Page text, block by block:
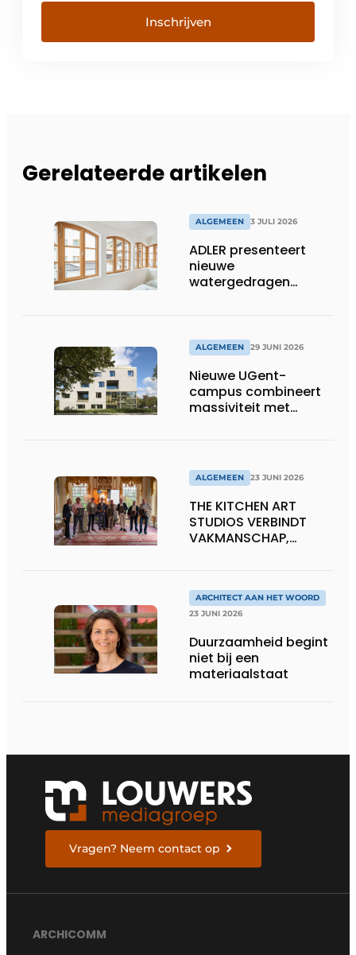
Inschrijven
Gerelateerde artikelen
ALGEMEEN 3 JULI 2026
ADLER presenteert
nieuwe
watergedragen
ALGEMEEN 29 JUNI 2026
Nieuwe UGent-
campus combineert
massiviteit met
ALGEMEEN 23 JUNI 2026
THE KITCHEN ART
STUDIOS VERBINDT
VAKMANSCHAP,
DE LEEFKEUKEN VAN DE
TOEKOMST
ARCHITECT AAN HET WOORD
23 JUNI 2026
Duurzaamheid begint
niet bij een
materiaalstaat
Vragen? Neem contact op
ARCHICOMM